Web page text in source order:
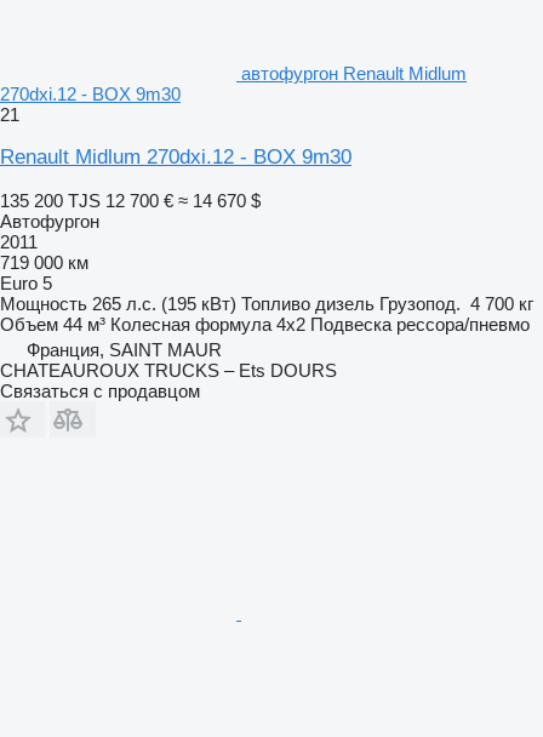
автофургон Renault Midlum
270dxi.12 - BOX 9m30
21
Renault Midlum 270dxi.12 - BOX 9m30
135 200 TJS 12 700 € ≈ 14 670 $
Автофургон
2011
719 000 км
Euro 5
Мощность 265 л.с. (195 кВт) Топливо дизель Грузопод. 4 700 кг
Объем 44 м³ Колесная формула 4x2 Подвеска рессора/пневмо
Франция, SAINT MAUR
CHATEAUROUX TRUCKS – Ets DOURS
Связаться с продавцом